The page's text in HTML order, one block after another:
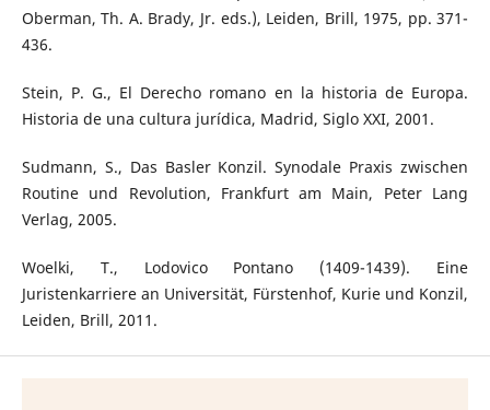
Oberman, Th. A. Brady, Jr. eds.), Leiden, Brill, 1975, pp. 371-
436.
Stein, P. G., El Derecho romano en la historia de Europa.
Historia de una cultura jurídica, Madrid, Siglo XXI, 2001.
Sudmann, S., Das Basler Konzil. Synodale Praxis zwischen
Routine und Revolution, Frankfurt am Main, Peter Lang
Verlag, 2005.
Woelki, T., Lodovico Pontano (1409-1439). Eine
Juristenkarriere an Universität, Fürstenhof, Kurie und Konzil,
Leiden, Brill, 2011.